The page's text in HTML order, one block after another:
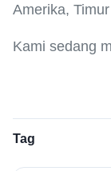
Amerika,
Kami sedang
Tag